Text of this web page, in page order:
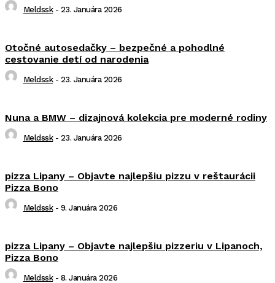
Meldssk - 23. Januára 2026
Otočné autosedačky – bezpečné a pohodlné
cestovanie detí od narodenia
Meldssk - 23. Januára 2026
Nuna a BMW – dizajnová kolekcia pre moderné rodiny
Meldssk - 23. Januára 2026
pizza Lipany – Objavte najlepšiu pizzu v reštaurácii
Pizza Bono
Meldssk - 9. Januára 2026
pizza Lipany – Objavte najlepšiu pizzeriu v Lipanoch,
Pizza Bono
Meldssk - 8. Januára 2026